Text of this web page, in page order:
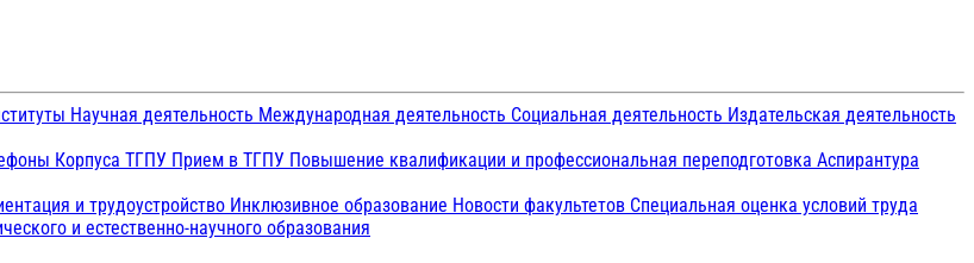
Научная деятельность Международная деятельность Социальная деятельность Издательская деятельность
Корпуса ТГПУ Прием в ТГПУ Повышение квалификации и профессиональная переподготовка Аспирантура
и трудоустройство Инклюзивное образование Новости факультетов Специальная оценка условий труда
и естественно-научного образования